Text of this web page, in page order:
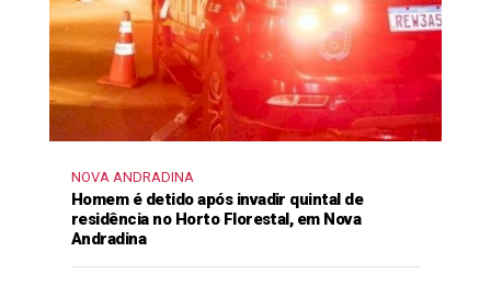
NOVA ANDRADINA
Homem é detido após invadir quintal de
residência no Horto Florestal, em Nova
Andradina